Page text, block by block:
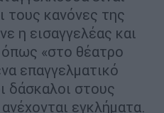
τους κανόνες της
η εισαγγελέας και
«στο θέατρο
επαγγελματικό
δάσκαλοι στους
εγκλήματα.